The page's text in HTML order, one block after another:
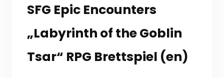
SFG Epic Encounters
„Labyrinth of the Goblin
Tsar“ RPG Brettspiel (en)